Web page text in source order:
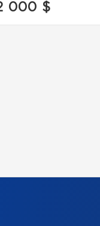
000 $